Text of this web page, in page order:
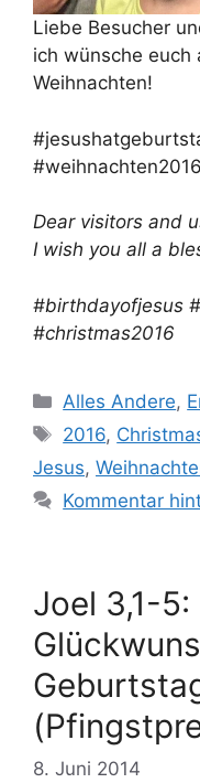
Liebe Besucher
ich wünsche euch
Weihnachten!
#weihnachten2016
Dear visitors and
I wish you all a
#birthdayofjesus
#christmas2016
Kategorien
Alles Andere,
Schlagwörter
2016,
Jesus,
Kommentar
Joel 3,1-
8. Juni 2014